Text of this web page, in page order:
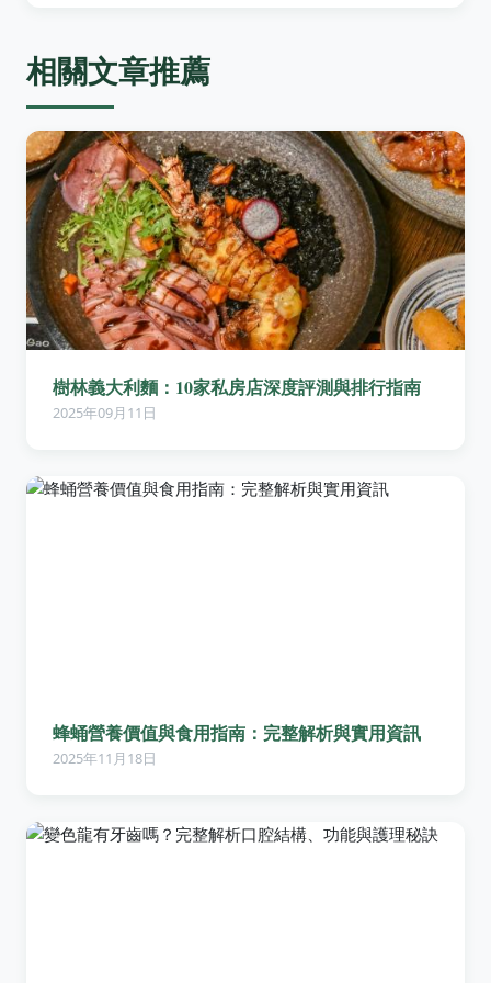
相關文章推薦
樹林義大利麵：10家私房店深度評測與排行指南
2025年09月11日
蜂蛹營養價值與食用指南：完整解析與實用資訊
2025年11月18日